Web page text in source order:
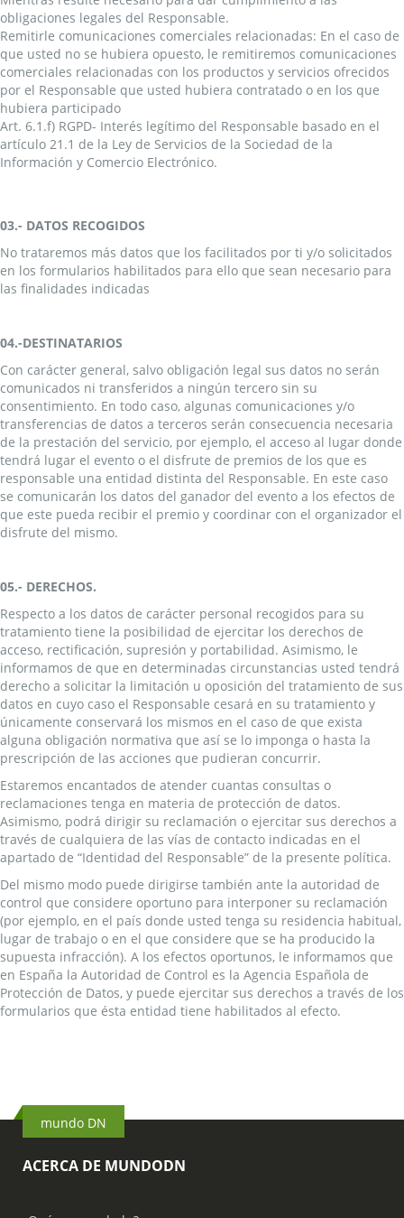
obligaciones legales del Responsable.
Remitirle comunicaciones comerciales relacionadas: En el caso de
que usted no se hubiera opuesto, le remitiremos comunicaciones
comerciales relacionadas con los productos y servicios ofrecidos
por el Responsable que usted hubiera contratado o en los que
hubiera participado
Art. 6.1.f) RGPD- Interés legítimo del Responsable basado en el
artículo 21.1 de la Ley de Servicios de la Sociedad de la
Información y Comercio Electrónico.
03.- DATOS RECOGIDOS
No trataremos más datos que los facilitados por ti y/o solicitados
en los formularios habilitados para ello que sean necesario para
las finalidades indicadas
04.-DESTINATARIOS
Con carácter general, salvo obligación legal sus datos no serán
comunicados ni transferidos a ningún tercero sin su
consentimiento. En todo caso, algunas comunicaciones y/o
transferencias de datos a terceros serán consecuencia necesaria
de la prestación del servicio, por ejemplo, el acceso al lugar donde
tendrá lugar el evento o el disfrute de premios de los que es
responsable una entidad distinta del Responsable. En este caso
se comunicarán los datos del ganador del evento a los efectos de
que este pueda recibir el premio y coordinar con el organizador el
disfrute del mismo.
05.- DERECHOS.
Respecto a los datos de carácter personal recogidos para su
tratamiento tiene la posibilidad de ejercitar los derechos de
acceso, rectificación, supresión y portabilidad. Asimismo, le
informamos de que en determinadas circunstancias usted tendrá
derecho a solicitar la limitación u oposición del tratamiento de sus
datos en cuyo caso el Responsable cesará en su tratamiento y
únicamente conservará los mismos en el caso de que exista
alguna obligación normativa que así se lo imponga o hasta la
prescripción de las acciones que pudieran concurrir.
Estaremos encantados de atender cuantas consultas o
reclamaciones tenga en materia de protección de datos.
Asimismo, podrá dirigir su reclamación o ejercitar sus derechos a
través de cualquiera de las vías de contacto indicadas en el
apartado de “Identidad del Responsable” de la presente política.
Del mismo modo puede dirigirse también ante la autoridad de
control que considere oportuno para interponer su reclamación
(por ejemplo, en el país donde usted tenga su residencia habitual,
lugar de trabajo o en el que considere que se ha producido la
supuesta infracción). A los efectos oportunos, le informamos que
en España la Autoridad de Control es la Agencia Española de
Protección de Datos, y puede ejercitar sus derechos a través de los
formularios que ésta entidad tiene habilitados al efecto.
mundo DN
ACERCA DE MUNDODN